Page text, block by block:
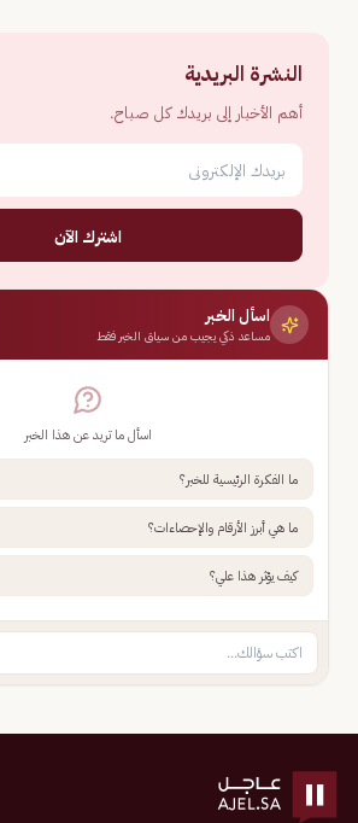
النشرة البريدية
أهم الأخبار إلى بريدك كل صباح.
اشترك الآن
اسأل الخبر
مساعد ذكي يجيب من سياق الخبر فقط
اسأل ما تريد عن هذا الخبر
ما الفكرة الرئيسية للخبر؟
ما هي أبرز الأرقام والإحصاءات؟
كيف يؤثر هذا علي؟